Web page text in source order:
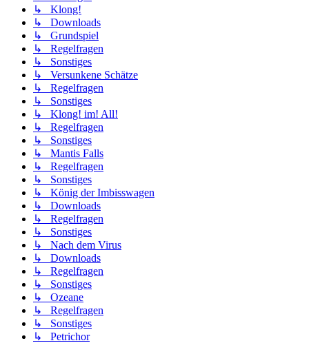
↳ Klong!
↳ Downloads
↳ Grundspiel
↳ Regelfragen
↳ Sonstiges
↳ Versunkene Schätze
↳ Regelfragen
↳ Sonstiges
↳ Klong! im! All!
↳ Regelfragen
↳ Sonstiges
↳ Mantis Falls
↳ Regelfragen
↳ Sonstiges
↳ König der Imbisswagen
↳ Downloads
↳ Regelfragen
↳ Sonstiges
↳ Nach dem Virus
↳ Downloads
↳ Regelfragen
↳ Sonstiges
↳ Ozeane
↳ Regelfragen
↳ Sonstiges
↳ Petrichor